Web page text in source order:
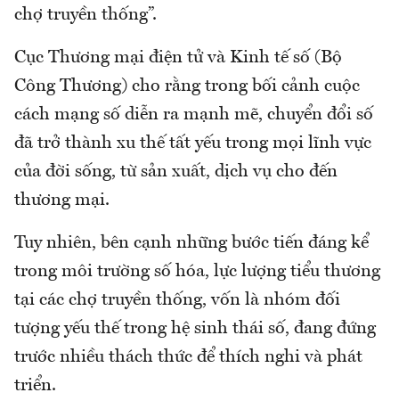
chợ truyền thống”.
Cục Thương mại điện tử và Kinh tế số (Bộ
Công Thương) cho rằng trong bối cảnh cuộc
cách mạng số diễn ra mạnh mẽ, chuyển đổi số
đã trở thành xu thế tất yếu trong mọi lĩnh vực
của đời sống, từ sản xuất, dịch vụ cho đến
thương mại.
Tuy nhiên, bên cạnh những bước tiến đáng kể
trong môi trường số hóa, lực lượng tiểu thương
tại các chợ truyền thống, vốn là nhóm đối
tượng yếu thế trong hệ sinh thái số, đang đứng
trước nhiều thách thức để thích nghi và phát
triển.